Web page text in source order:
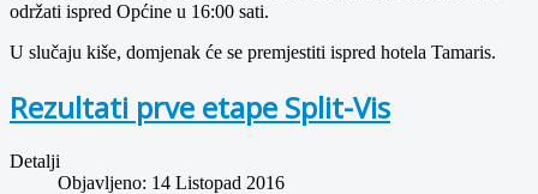
održati ispred Općine u 16:00 sati.
U slučaju kiše, domjenak će se premjestiti ispred hotela Tamaris.
Rezultati prve etape Split-Vis
Detalji
Objavljeno: 14 Listopad 2016